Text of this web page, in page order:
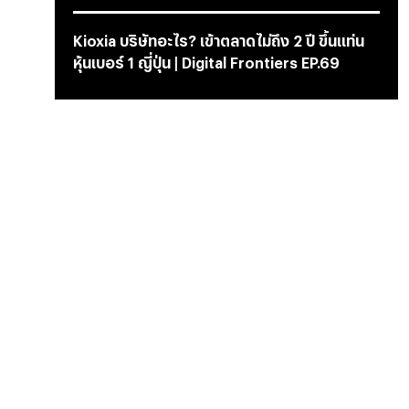
Kioxia บริษัทอะไร? เข้าตลาดไม่ถึง 2 ปี ขึ้นแท่น
หุ้นเบอร์ 1 ญี่ปุ่น | Digital Frontiers EP.69